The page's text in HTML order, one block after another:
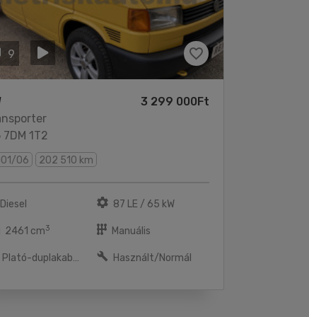
9
3 299 000Ft
7DM 1T2
06 202 510 km
Diesel 87 LE / 65 kW
2461 cm3 Manuális
Plató-duplakabnin Használt/Normál